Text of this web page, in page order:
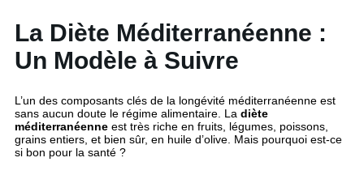
La Diète Méditerranéenne :
Un Modèle à Suivre
L’un des composants clés de la longévité méditerranéenne est
sans aucun doute le régime alimentaire. La diète
méditerranéenne est très riche en fruits, légumes, poissons,
grains entiers, et bien sûr, en huile d’olive. Mais pourquoi est-ce
si bon pour la santé ?